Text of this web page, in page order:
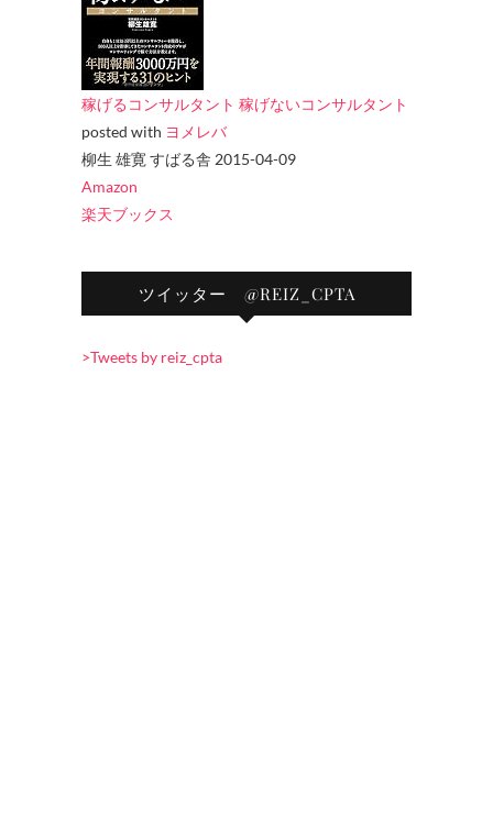
稼げるコンサルタント 稼げないコンサルタント
posted with ヨメレバ
柳生 雄寛 すばる舎 2015-04-09
Amazon
楽天ブックス
ツイッター @REIZ_CPTA
>Tweets by reiz_cpta